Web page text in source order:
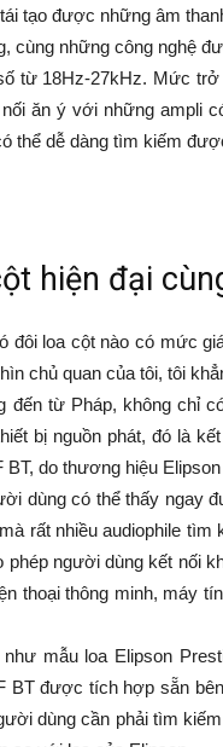
tạo được những âm
cùng những công nghệ
từ 18Hz-27kHz. Mức
ăn ý với những ampli
thể dễ dàng tìm kiếm
hiện đại
đôi loa cột nào có mức
chủ quan của tôi, tôi
đến từ Pháp, không chỉ
bị nguồn phát, đó là
BT, do thương hiệu
dùng có thể thấy ngay
rất nhiều audiophile
phép người dùng kết nối
thoại thông minh, máy
mẫu loa Elipson
BT được tích hợp sẵn
dùng cần phải tìm